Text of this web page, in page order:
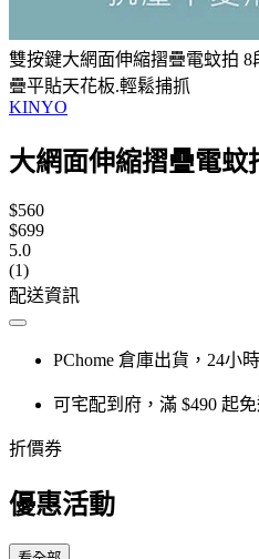
雙按鍵大網面伸縮摺疊電蚊拍
疊平貼天花板.輕鬆捕抓
KINYO
大網面伸縮摺疊電蚊
$560
$699
5.0
(1)
配送資訊
PChome 倉庫出貨，24小
可宅配到府，滿 $490 起
折價券
優惠活動